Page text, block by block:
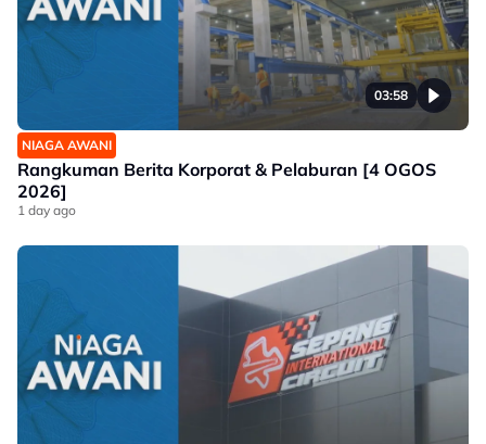
03:58
NIAGA AWANI
Rangkuman Berita Korporat & Pelaburan [4 OGOS
2026]
1 day ago